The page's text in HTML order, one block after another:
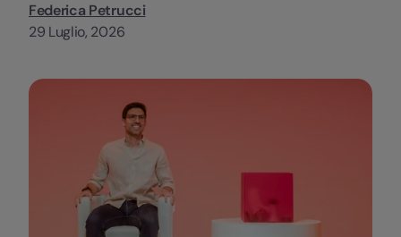
Federica Petrucci
29 Luglio, 2026